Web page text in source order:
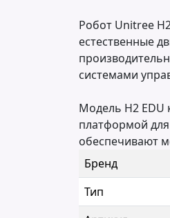
Робот Unitree
естественные
системами
Модель H2 EDU
платформой
обеспечивают
Бренд
Тип